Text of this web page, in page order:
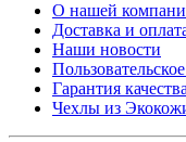
О нашей
Доставка и
Наши новости
Гарантия качества
Чехлы из